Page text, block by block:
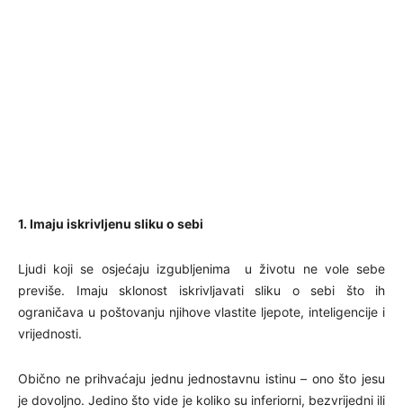
1. Imaju iskrivljenu sliku o sebi
Ljudi koji se osjećaju izgubljenima u životu ne vole sebe
previše. Imaju sklonost iskrivljavati sliku o sebi što ih
ograničava u poštovanju njihove vlastite ljepote, inteligencije i
vrijednosti.
Obično ne prihvaćaju jednu jednostavnu istinu – ono što jesu
je dovoljno. Jedino što vide je koliko su inferiorni, bezvrijedni ili